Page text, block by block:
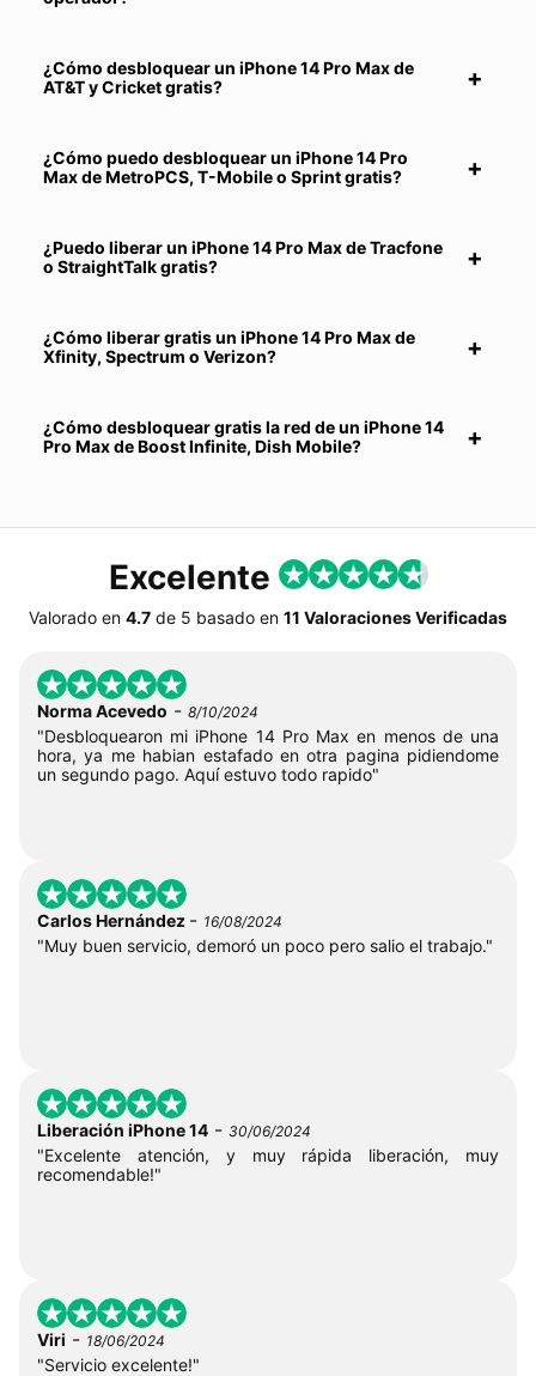
¿Cómo desbloquear un iPhone 14 Pro Max de
AT&T y Cricket gratis?
¿Cómo puedo desbloquear un iPhone 14 Pro
Max de MetroPCS, T-Mobile o Sprint gratis?
¿Puedo liberar un iPhone 14 Pro Max de Tracfone
o StraightTalk gratis?
¿Cómo liberar gratis un iPhone 14 Pro Max de
Xfinity, Spectrum o Verizon?
¿Cómo desbloquear gratis la red de un iPhone 14
Pro Max de Boost Infinite, Dish Mobile?
Excelente
Valorado en 4.7 de 5 basado en 11 Valoraciones Verificadas
Norma Acevedo - 8/10/2024
"Desbloquearon mi iPhone 14 Pro Max en menos de una
hora, ya me habian estafado en otra pagina pidiendome
un segundo pago. Aquí estuvo todo rapido"
Carlos Hernández - 16/08/2024
"Muy buen servicio, demoró un poco pero salio el trabajo."
Liberación iPhone 14 - 30/06/2024
"Excelente atención, y muy rápida liberación, muy
recomendable!"
Viri - 18/06/2024
"Servicio excelente!"